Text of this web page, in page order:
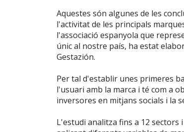
Aquestes són algunes de les
l'activitat de les principals
l'associació espanyola que
únic al nostre país, ha estat
Gestazión.
Per tal d'establir unes primeres
l'usuari amb la marca i té com a
inversores en mitjans socials i la
L'estudi analitza fins a 12 sectors